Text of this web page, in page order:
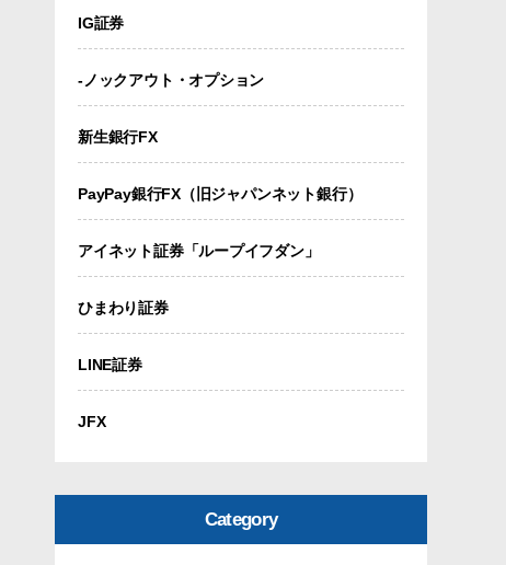
IG証券
-ノックアウト・オプション
新生銀行FX
PayPay銀行FX（旧ジャパンネット銀行）
アイネット証券「ループイフダン」
ひまわり証券
LINE証券
JFX
Category